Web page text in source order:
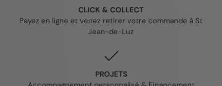
CLICK & COLLECT
Payez en ligne et venez retirer votre commande à St
Jean-de-Luz
PROJETS